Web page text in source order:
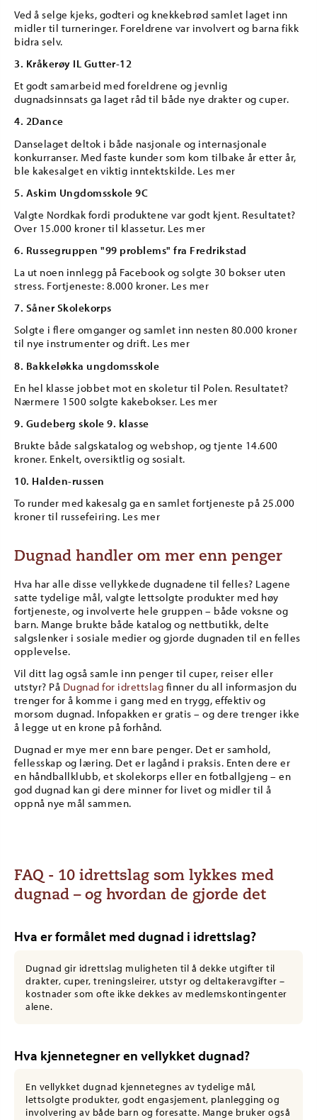
Ved å selge kjeks, godteri og knekkebrød samlet laget inn
midler til turneringer. Foreldrene var involvert og barna fikk
bidra selv.
3. Kråkerøy IL Gutter-12
Et godt samarbeid med foreldrene og jevnlig
dugnadsinnsats ga laget råd til både nye drakter og cuper.
4. 2Dance
Danselaget deltok i både nasjonale og internasjonale
konkurranser. Med faste kunder som kom tilbake år etter år,
ble kakesalget en viktig inntektskilde. Les mer
5. Askim Ungdomsskole 9C
Valgte Nordkak fordi produktene var godt kjent. Resultatet?
Over 15.000 kroner til klassetur. Les mer
6. Russegruppen "99 problems" fra Fredrikstad
La ut noen innlegg på Facebook og solgte 30 bokser uten
stress. Fortjeneste: 8.000 kroner. Les mer
7. Såner Skolekorps
Solgte i flere omganger og samlet inn nesten 80.000 kroner
til nye instrumenter og drift. Les mer
8. Bakkeløkka ungdomsskole
En hel klasse jobbet mot en skoletur til Polen. Resultatet?
Nærmere 1500 solgte kakebokser. Les mer
9. Gudeberg skole 9. klasse
Brukte både salgskatalog og webshop, og tjente 14.600
kroner. Enkelt, oversiktlig og sosialt.
10. Halden-russen
To runder med kakesalg ga en samlet fortjeneste på 25.000
kroner til russefeiring. Les mer
Dugnad handler om mer enn penger
Hva har alle disse vellykkede dugnadene til felles? Lagene
satte tydelige mål, valgte lettsolgte produkter med høy
fortjeneste, og involverte hele gruppen – både voksne og
barn. Mange brukte både katalog og nettbutikk, delte
salgslenker i sosiale medier og gjorde dugnaden til en felles
opplevelse.
Vil ditt lag også samle inn penger til cuper, reiser eller
utstyr? På Dugnad for idrettslag finner du all informasjon du
trenger for å komme i gang med en trygg, effektiv og
morsom dugnad. Infopakken er gratis – og dere trenger ikke
å legge ut en krone på forhånd.
Dugnad er mye mer enn bare penger. Det er samhold,
fellesskap og læring. Det er lagånd i praksis. Enten dere er
en håndballklubb, et skolekorps eller en fotballgjeng – en
god dugnad kan gi dere minner for livet og midler til å
oppnå nye mål sammen.
FAQ - 10 idrettslag som lykkes med
dugnad – og hvordan de gjorde det
Hva er formålet med dugnad i idrettslag?
Dugnad gir idrettslag muligheten til å dekke utgifter til
drakter, cuper, treningsleirer, utstyr og deltakeravgifter –
kostnader som ofte ikke dekkes av medlemskontingenter
alene.
Hva kjennetegner en vellykket dugnad?
En vellykket dugnad kjennetegnes av tydelige mål,
lettsolgte produkter, godt engasjement, planlegging og
involvering av både barn og foresatte. Mange bruker også